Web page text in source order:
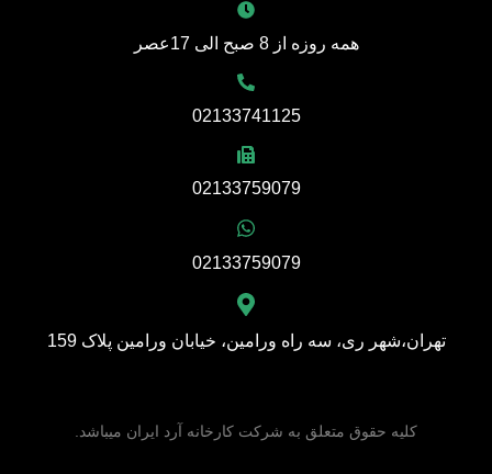
همه روزه از 8 صبح الی 17عصر
02133741125
02133759079
02133759079
تهران،شهر ری، سه راه ورامین، خیابان ورامین پلاک 159
کلیه حقوق متعلق به شرکت کارخانه آرد ایران میباشد.